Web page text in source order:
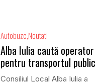
Autobuze Noutati
Alba Iulia caută operator
pentru transportul public
Consiliul Local Alba Iulia a